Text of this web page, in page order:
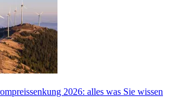
2026: alles was Sie wissen